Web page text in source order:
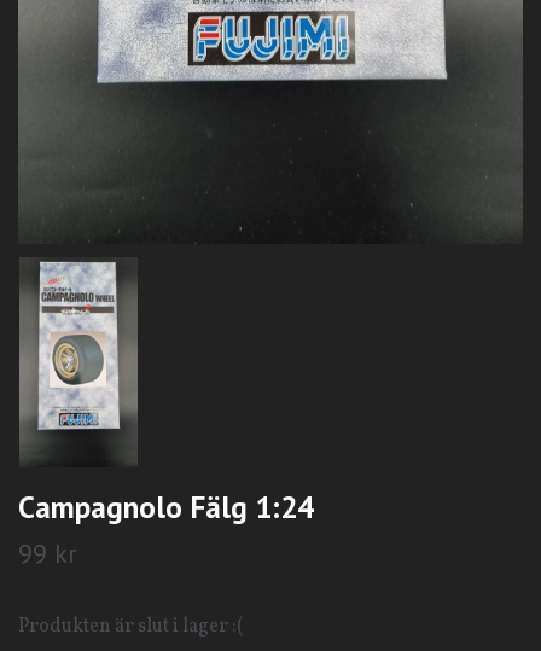
Campagnolo Fälg 1:24
99 kr
Produkten är slut i lager :(